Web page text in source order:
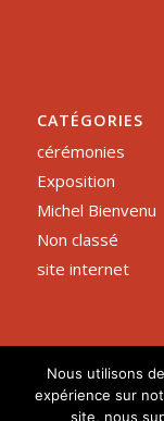
CATÉGORIES
cérémonies
Exposition
Michel Bienvenu
Non classé
site internet
Nous utilisons
expérience sur
site, nous